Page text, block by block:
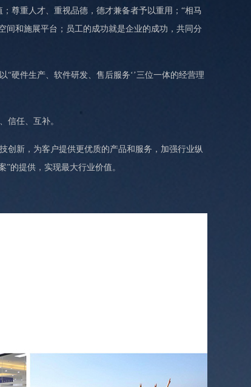
尊重人才、重视品德，德才兼备者予以重用；“相马
间和施展平台；员工的成功就是企业的成功，共同分
“硬件生产、软件研发、售后服务‘’三位一体的经营理
信任、互补。
创新，为客户提供更优质的产品和服务，加强行业纵
”的提供，实现最大行业价值。